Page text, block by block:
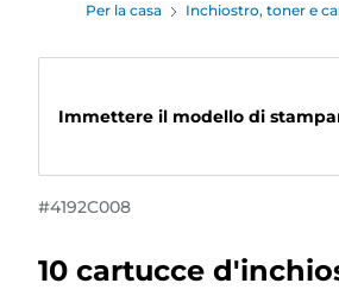
Per la casa Inchiostro, toner e
Immettere il modello di
#4192C008
10 cartucce